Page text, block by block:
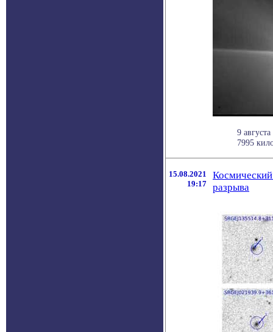
9
7995
15.08.2021
19:17
разрыва